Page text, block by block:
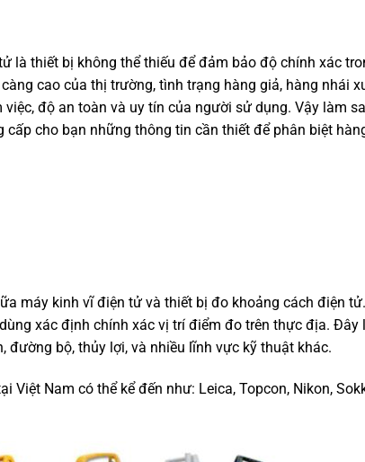
là thiết bị không thể thiếu để đảm bảo độ chính xác
cao của thị trường, tình trạng hàng giả, hàng nhái
độ an toàn và uy tín của người sử dụng. Vậy làm
cho bạn những thông tin cần thiết để phân biệt
máy kinh vĩ điện tử và thiết bị đo khoảng cách điện
xác định chính xác vị trí điểm đo trên thực địa. Đây
đường bộ, thủy lợi, và nhiều lĩnh vực kỹ thuật khác.
Nam có thể kể đến như: Leica, Topcon, Nikon,